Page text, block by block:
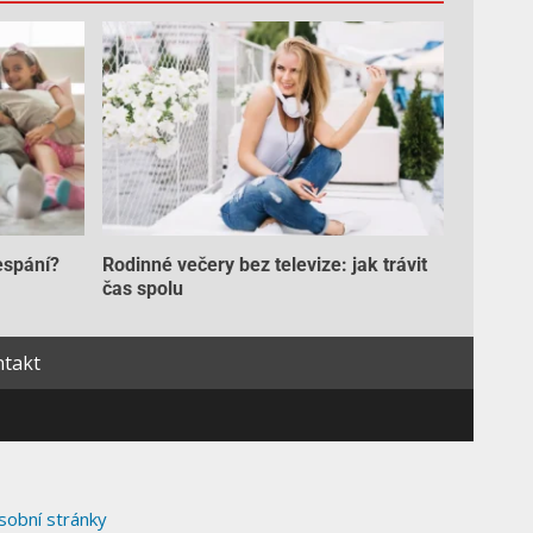
Rodinné večery bez televize: jak trávit
čas spolu
stránky